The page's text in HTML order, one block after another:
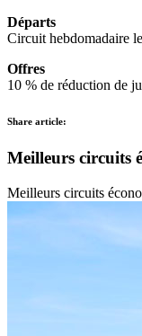
Départs
Circuit hebdomadaire
Offres
10 % de réduction de
Share article:
Meilleurs circuits
Meilleurs circuits